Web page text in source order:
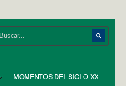
MOMENTOS DEL SIGLO XX